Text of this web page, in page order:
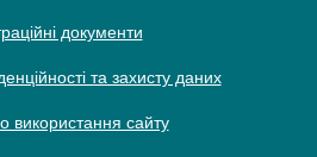
документи
та захисту даних
використання сайту